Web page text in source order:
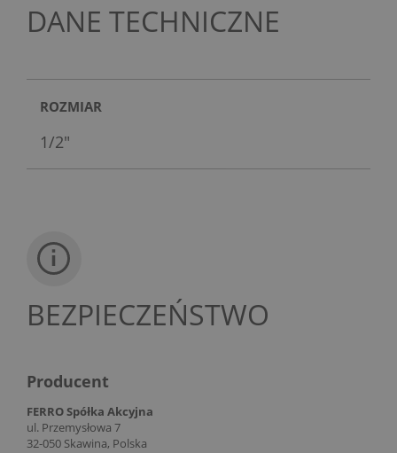
DANE TECHNICZNE
ROZMIAR
1/2"
BEZPIECZEŃSTWO
Producent
FERRO Spółka Akcyjna
ul. Przemysłowa 7
32-050 Skawina, Polska